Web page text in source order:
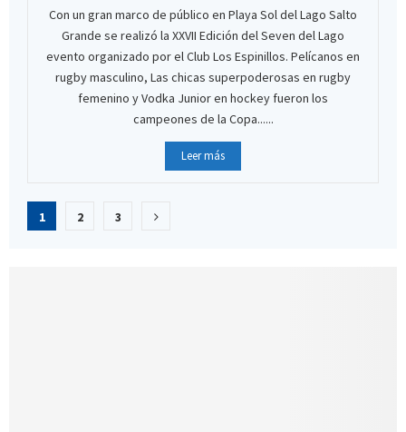
Con un gran marco de público en Playa Sol del Lago Salto
Grande se realizó la XXVII Edición del Seven del Lago
evento organizado por el Club Los Espinillos. Pelícanos en
rugby masculino, Las chicas superpoderosas en rugby
femenino y Vodka Junior en hockey fueron los
campeones de la Copa......
Leer más
Paginación
1 2 3